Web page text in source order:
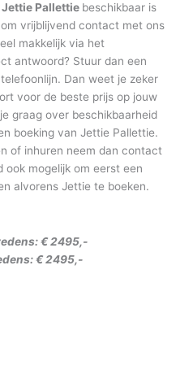
Jettie Pallettie beschikbaar is
vrijblijvend contact met ons
makkelijk via het
antwoord? Stuur dan een
Dan weet je zeker
voor de beste prijs op jouw
graag over beschikbaarheid
boeking van Jettie Pallettie.
of inhuren neem dan contact
ook mogelijk om eerst een
alvorens Jettie te boeken.
€ 2495,-
€ 2495,-